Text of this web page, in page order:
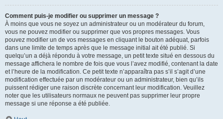
Comment puis-je modifier ou supprimer un message ?
À moins que vous ne soyez un administrateur ou un modérateur du forum,
vous ne pouvez modifier ou supprimer que vos propres messages. Vous
pouvez modifier un de vos messages en cliquant le bouton adéquat, parfois
dans une limite de temps après que le message initial ait été publié. Si
quelqu’un a déjà répondu à votre message, un petit texte situé en dessous du
message affichera le nombre de fois que vous l’avez modifié, contenant la date
et l’heure de la modification. Ce petit texte n’apparaîtra pas s’il s’agit d’une
modification effectuée par un modérateur ou un administrateur, bien qu’ils
puissent rédiger une raison discrète concernant leur modification. Veuillez
noter que les utilisateurs normaux ne peuvent pas supprimer leur propre
message si une réponse a été publiée.